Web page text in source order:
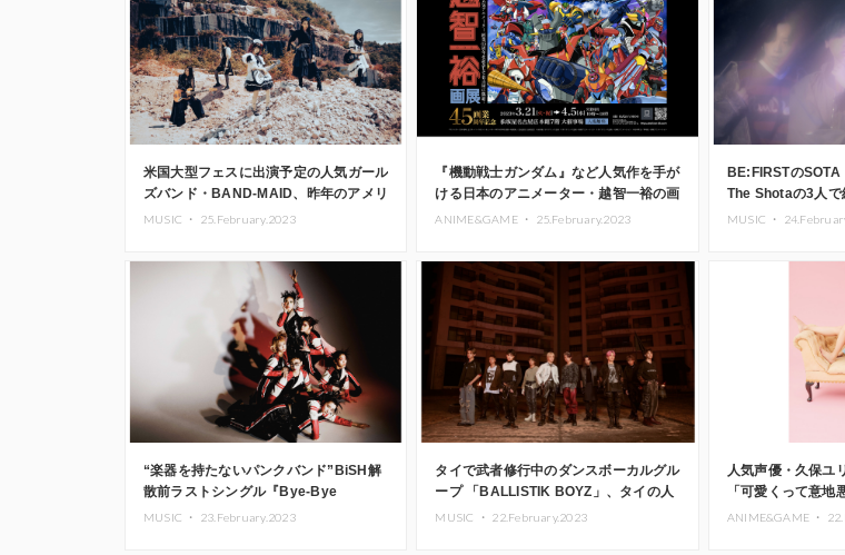
米国大型フェスに出演予定の人気ガール
ズバンド・BAND-MAID、昨年のアメリ
カツアー中に書き上げた新曲
MUSIC ・ 25.February.2023
『機動戦士ガンダム』など人気作を手が
ける日本のアニメーター・越智一裕の画
展「スーパーロボット&ヒーローの世
ANIME&GAME ・ 25.February.2023
BE:FIRSTの
The Shotaの3人で
「
MUSIC ・
“楽器を持たないパンクバンド”BiSH解
散前ラストシングル『Bye-Bye
Show』をTHE YELLOW MONKEYが制
MUSIC ・ 23.February.2023
タイで武者修行中のダンスボーカルグル
ープ 「BALLISTIK BOYZ」、タイの人
気グループ「TRINITY」とコラボ楽曲
MUSIC ・ 22.February.2023
人気声優・久保ユ
「可愛くって意地
ニメ「勇者が死ん
ANIME&GAME ・